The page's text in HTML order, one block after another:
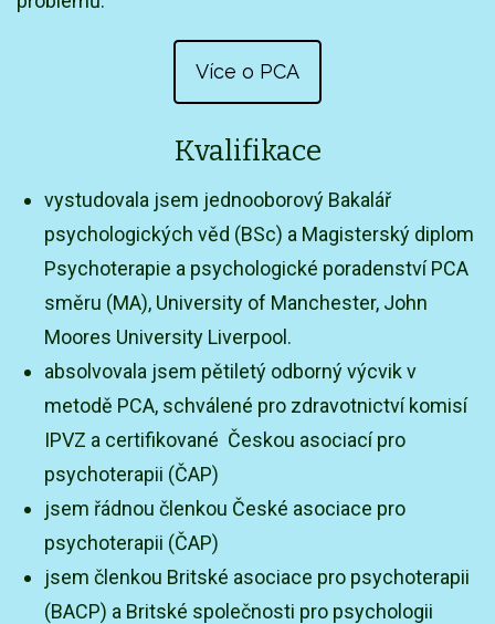
Více o PCA
Kvalifikace
vystudovala jsem jednooborový Bakalář
psychologických věd (BSc) a Magisterský diplom
Psychoterapie a psychologické poradenství PCA
směru (MA), University of Manchester, John
Moores University Liverpool.
absolvovala jsem pětiletý odborný výcvik v
metodě PCA, schválené pro zdravotnictví komisí
IPVZ a certifikované Českou asociací pro
psychoterapii (ČAP)
jsem řádnou členkou České asociace pro
psychoterapii (ČAP)
jsem členkou Britské asociace pro psychoterapii
(BACP) a Britské společnosti pro psychologii